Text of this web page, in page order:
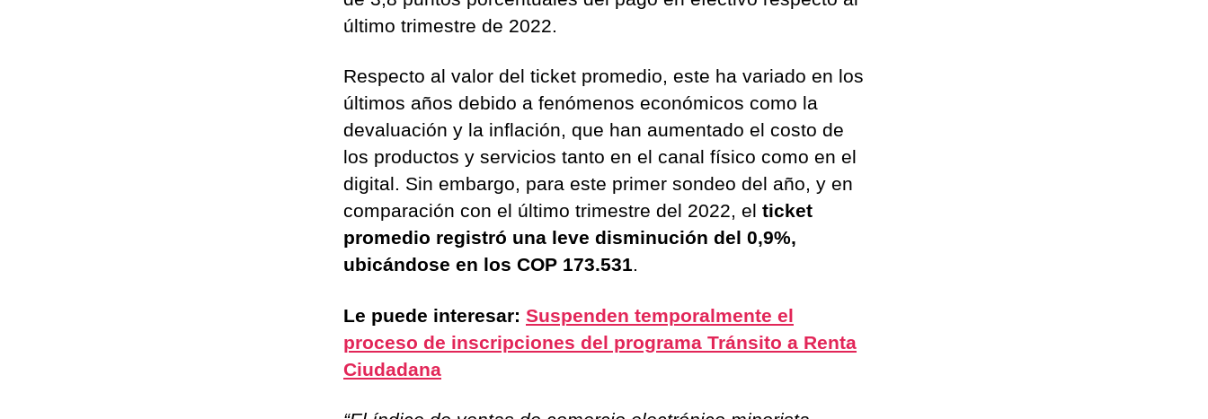
último trimestre de 2022.
Respecto al valor del ticket promedio, este ha variado en los
últimos años debido a fenómenos económicos como la
devaluación y la inflación, que han aumentado el costo de
los productos y servicios tanto en el canal físico como en el
digital. Sin embargo, para este primer sondeo del año, y en
comparación con el último trimestre del 2022, el ticket
promedio registró una leve disminución del 0,9%,
ubicándose en los COP 173.531.
Le puede interesar: Suspenden temporalmente el
proceso de inscripciones del programa Tránsito a Renta
Ciudadana